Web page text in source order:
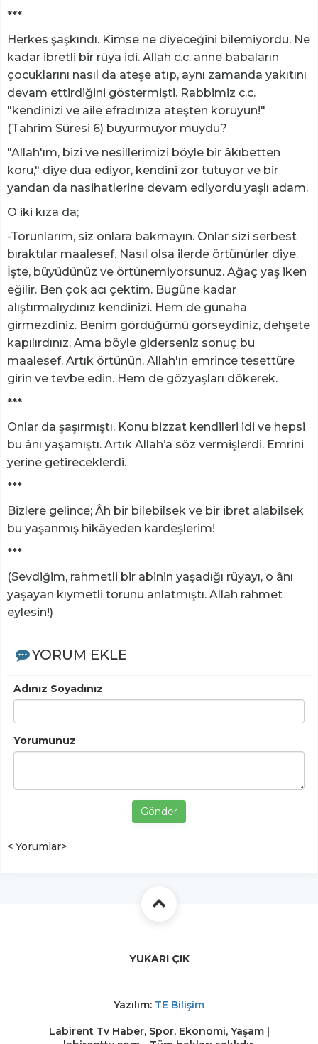
***
Herkes şaşkındı. Kimse ne diyeceğini bilemiyordu. Ne
kadar ibretli bir rüya idi. Allah c.c. anne babaların
çocuklarını nasıl da ateşe atıp, aynı zamanda yakıtını
devam ettirdiğini göstermişti. Rabbimiz c.c.
"kendinizi ve aile efradınıza ateşten koruyun!"
(Tahrim Sûresi 6) buyurmuyor muydu?
"Allah'ım, bizi ve nesillerimizi böyle bir âkıbetten
koru," diye dua ediyor, kendini zor tutuyor ve bir
yandan da nasihatlerine devam ediyordu yaşlı adam.
O iki kıza da;
-Torunlarım, siz onlara bakmayın. Onlar sizi serbest
bıraktılar maalesef. Nasıl olsa ilerde örtünürler diye.
İşte, büyüdünüz ve örtünemiyorsunuz. Ağaç yaş iken
eğilir. Ben çok acı çektim. Bugüne kadar
alıştırmalıydınız kendinizi. Hem de günaha
girmezdiniz. Benim gördüğümü görseydiniz, dehşete
kapılırdınız. Ama böyle giderseniz sonuç bu
maalesef. Artık örtünün. Allah'ın emrince tesettüre
girin ve tevbe edin. Hem de gözyaşları dökerek.
***
Onlar da şaşırmıştı. Konu bizzat kendileri idi ve hepsi
bu ânı yaşamıştı. Artık Allah’a söz vermişlerdi. Emrini
yerine getireceklerdi.
***
Bizlere gelince; Âh bir bilebilsek ve bir ibret alabilsek
bu yaşanmış hikâyeden kardeşlerim!
***
(Sevdiğim, rahmetli bir abinin yaşadığı rüyayı, o ânı
yaşayan kıymetli torunu anlatmıştı. Allah rahmet
eylesin!)
YORUM EKLE
Adınız Soyadınız
Yorumunuz
Gönder
< Yorumlar>
YUKARI ÇIK
Yazılım: TE Bilişim
Labirent Tv Haber, Spor, Ekonomi, Yaşam |